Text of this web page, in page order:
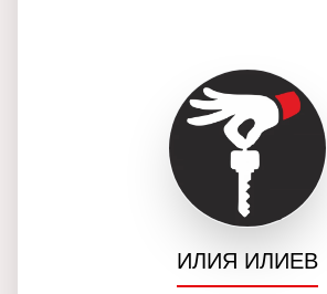
ИЛИЯ ИЛИЕВ